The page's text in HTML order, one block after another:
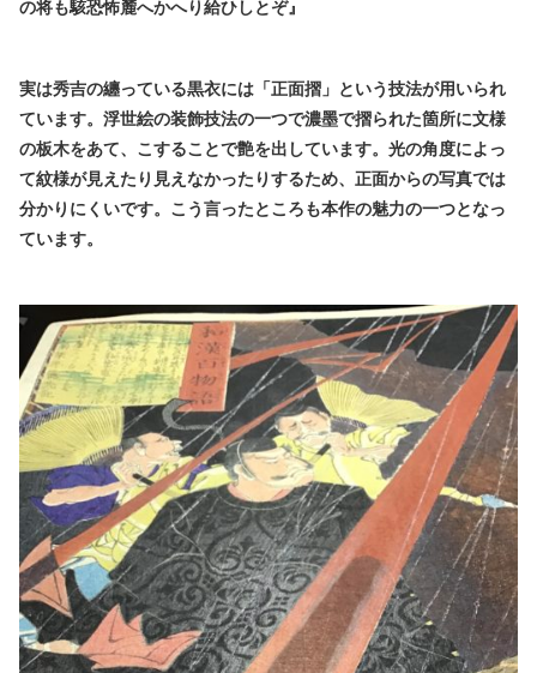
の将も駭恐怖麓へかへり給ひしとぞ』
実は秀吉の纏っている黒衣には「正面摺」という技法が用いられ
ています。浮世絵の装飾技法の一つで濃墨で摺られた箇所に文様
の板木をあて、こすることで艶を出しています。光の角度によっ
て紋様が見えたり見えなかったりするため、正面からの写真では
分かりにくいです。こう言ったところも本作の魅力の一つとなっ
ています。